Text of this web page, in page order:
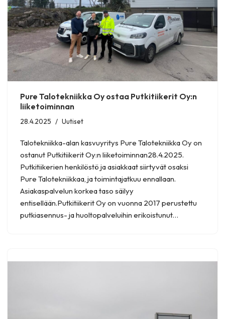
Pure Talotekniikka Oy ostaa Putkitiikerit Oy:n
liiketoiminnan
28.4.2025 Uutiset
Talotekniikka-alan kasvuyritys Pure Talotekniikka Oy on
ostanut Putkitiikerit Oy:n liiketoiminnan28.4.2025.
Putkitiikerien henkilöstö ja asiakkaat siirtyvät osaksi
Pure Talotekniikkaa, ja toimintajatkuu ennallaan.
Asiakaspalvelun korkea taso säilyy
entisellään.Putkitiikerit Oy on vuonna 2017 perustettu
putkiasennus- ja huoltopalveluihin erikoistunut…